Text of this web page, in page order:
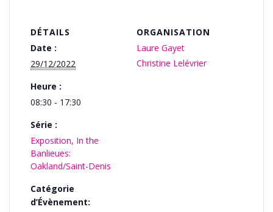
DÉTAILS
Date :
29/12/2022
Heure :
08:30 - 17:30
Série :
Exposition, In the
Banlieues:
Oakland/Saint-Denis
Catégorie
d’Évènement:
ORGANISATION
Laure Gayet
Christine Lelévrier